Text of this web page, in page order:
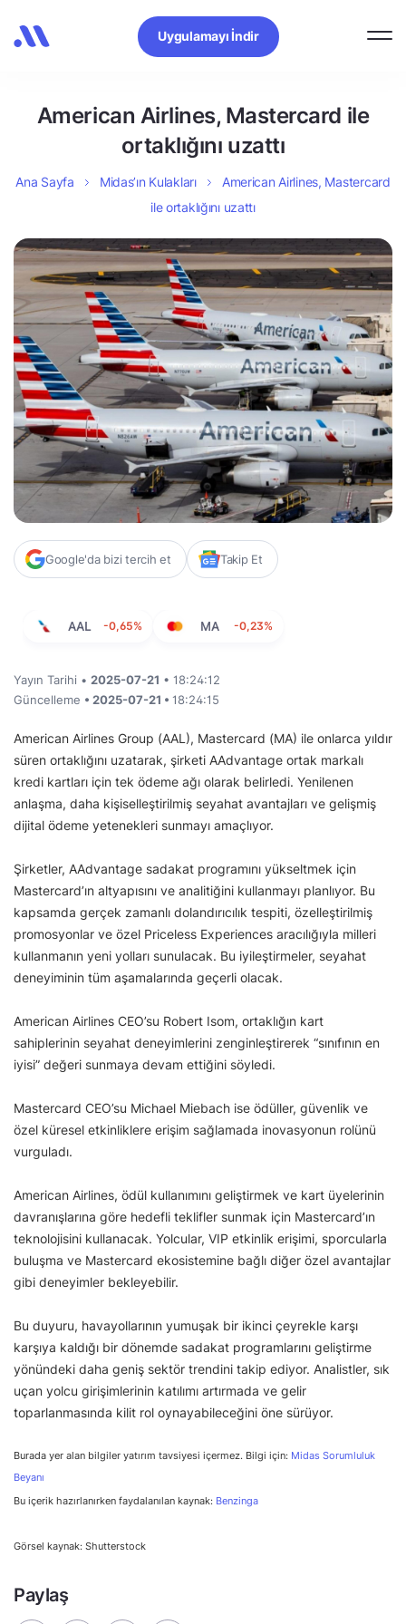
Uygulamayı İndir
American Airlines, Mastercard ile
ortaklığını uzattı
Ana Sayfa Midas’ın Kulakları
American Airlines, Mastercard
ile ortaklığını uzattı
Google'da bizi tercih et Takip Et
AAL -0,65% MA -0,23%
Yayın Tarihi • 2025-07-21 • 18:24:12
Güncelleme • 2025-07-21 • 18:24:15
American Airlines Group (AAL), Mastercard (MA) ile onlarca yıldır
süren ortaklığını uzatarak, şirketi AAdvantage ortak markalı
kredi kartları için tek ödeme ağı olarak belirledi. Yenilenen
anlaşma, daha kişiselleştirilmiş seyahat avantajları ve gelişmiş
dijital ödeme yetenekleri sunmayı amaçlıyor.
Şirketler, AAdvantage sadakat programını yükseltmek için
Mastercard’ın altyapısını ve analitiğini kullanmayı planlıyor. Bu
kapsamda gerçek zamanlı dolandırıcılık tespiti, özelleştirilmiş
promosyonlar ve özel Priceless Experiences aracılığıyla milleri
kullanmanın yeni yolları sunulacak. Bu iyileştirmeler, seyahat
deneyiminin tüm aşamalarında geçerli olacak.
American Airlines CEO’su Robert Isom, ortaklığın kart
sahiplerinin seyahat deneyimlerini zenginleştirerek “sınıfının en
iyisi” değeri sunmaya devam ettiğini söyledi.
Mastercard CEO’su Michael Miebach ise ödüller, güvenlik ve
özel küresel etkinliklere erişim sağlamada inovasyonun rolünü
vurguladı.
American Airlines, ödül kullanımını geliştirmek ve kart üyelerinin
davranışlarına göre hedefli teklifler sunmak için Mastercard’ın
teknolojisini kullanacak. Yolcular, VIP etkinlik erişimi, sporcularla
buluşma ve Mastercard ekosistemine bağlı diğer özel avantajlar
gibi deneyimler bekleyebilir.
Bu duyuru, havayollarının yumuşak bir ikinci çeyrekle karşı
karşıya kaldığı bir dönemde sadakat programlarını geliştirme
yönündeki daha geniş sektör trendini takip ediyor. Analistler, sık
uçan yolcu girişimlerinin katılımı artırmada ve gelir
toparlanmasında kilit rol oynayabileceğini öne sürüyor.
Burada yer alan bilgiler yatırım tavsiyesi içermez. Bilgi için: Midas Sorumluluk
Beyanı
Bu içerik hazırlanırken faydalanılan kaynak: Benzinga
Görsel kaynak: Shutterstock
Paylaş